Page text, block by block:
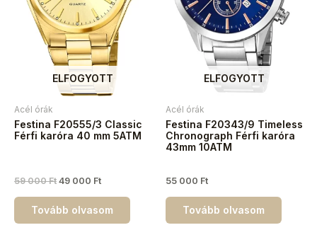
ELFOGYOTT
Acél órák
Festina F20555/3 Classic
Férfi karóra 40 mm 5ATM
59 000Ft 49 000 Ft
Tovább olvasom
ELFOGYOTT
Acél órák
Festina F20343/9 Timeless
Chronograph Férfi karóra
43mm 10ATM
55 000 Ft
Tovább olvasom